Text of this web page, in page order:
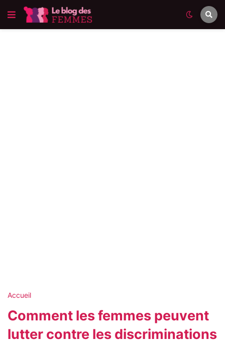
Accueil
Comment les femmes peuvent
lutter contre les discriminations